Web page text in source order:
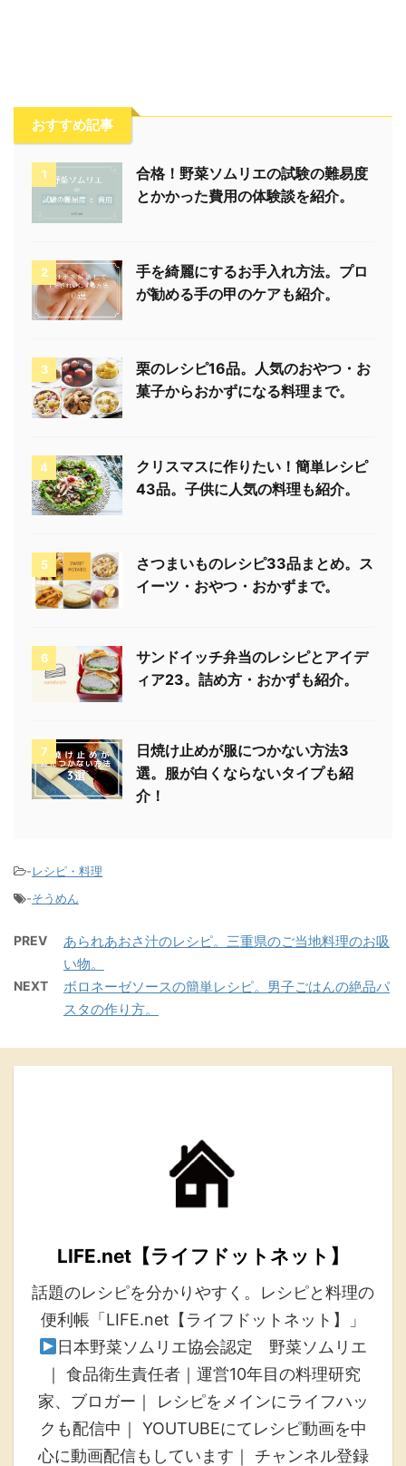
おすすめ記事
1
合格！野菜ソムリエの試験の難易度
とかかった費用の体験談を紹介。
2
手を綺麗にするお手入れ方法。プロ
が勧める手の甲のケアも紹介。
3
栗のレシピ16品。人気のおやつ・お
菓子からおかずになる料理まで。
4
クリスマスに作りたい！簡単レシピ
43品。子供に人気の料理も紹介。
5
さつまいものレシピ33品まとめ。ス
イーツ・おやつ・おかずまで。
6
サンドイッチ弁当のレシピとアイデ
ィア23。詰め方・おかずも紹介。
7
日焼け止めが服につかない方法3
選。服が白くならないタイプも紹
介！
-レシピ・料理
-そうめん
PREV
あられあおさ汁のレシピ。三重県のご当地料理のお吸
い物。
NEXT
ボロネーゼソースの簡単レシピ。男子ごはんの絶品パ
スタの作り方。
LIFE.net【ライフドットネット】
話題のレシピを分かりやすく。レシピと料理の
便利帳「LIFE.net【ライフドットネット】」
日本野菜ソムリエ協会認定 野菜ソムリエ
｜ 食品衛生責任者｜運営10年目の料理研究
家、ブロガー｜ レシピをメインにライフハッ
クも配信中｜ YOUTUBEにてレシピ動画を中
心に動画配信もしています｜ チャンネル登録